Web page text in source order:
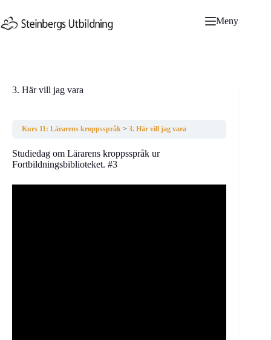
till
innehåll
Meny
3. Här vill jag vara
Kurs 11: Lärarens kroppsspråk 3. Här vill jag vara
Studiedag om Lärarens kroppsspråk ur
Fortbildningsbiblioteket. #3